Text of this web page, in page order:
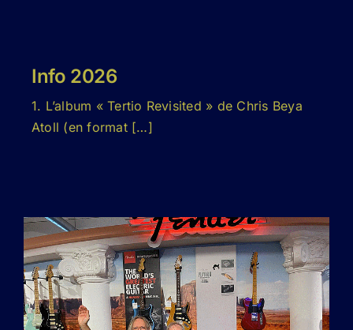
Info 2026
1. L’album « Tertio Revisited » de Chris Beya
Atoll (en format […]